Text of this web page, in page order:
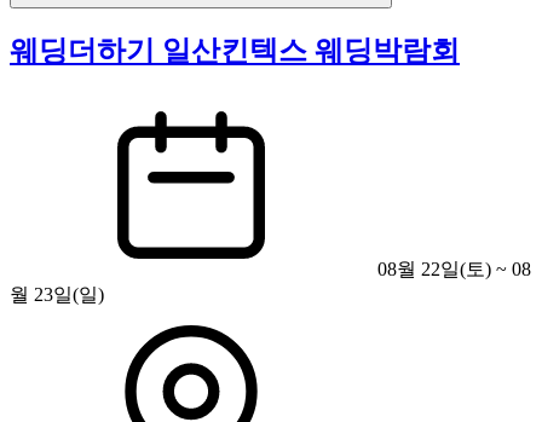
웨딩더하기 일산킨텍스 웨딩박람회
08월 22일(토) ~ 08
월 23일(일)